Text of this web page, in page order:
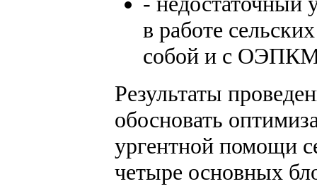
в работе
собой и с
Результаты
обосновать
ургентной помощи
четыре основных